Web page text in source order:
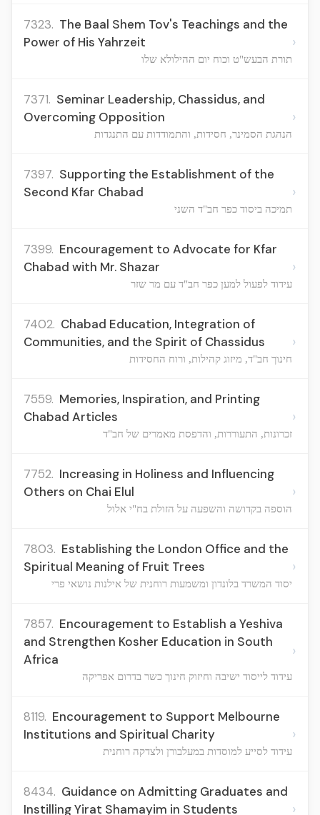
7323. The Baal Shem Tov's Teachings and the
Power of His Yahrzeit
תורת הבעש"ט וכוח יום ההילולא שלו
›
7371. Seminar Leadership, Chassidus, and
Overcoming Opposition
הנהגת הסמינר, חסידות, והתמודדות עם התנגדות
›
7397. Supporting the Establishment of the
Second Kfar Chabad
תמיכה ביסוד כפר חב"ד השני
›
7399. Encouragement to Advocate for Kfar
Chabad with Mr. Shazar
עידוד לפעול למען כפר חב"ד עם מר שזר
›
7402. Chabad Education, Integration of
Communities, and the Spirit of Chassidus
חינוך חב"ד, מיזוג קהילות, ורוח החסידות
›
7559. Memories, Inspiration, and Printing
Chabad Articles
זכרונות, התעוררות, והדפסת מאמרים של חב"ד
›
7752. Increasing in Holiness and Influencing
Others on Chai Elul
הוספה בקדושה והשפעה על הזולת בח"י אלול
›
7803. Establishing the London Office and the
Spiritual Meaning of Fruit Trees
יסוד המשרד בלונדון ומשמעות רוחנית של אילנות נושאי פרי
›
7857. Encouragement to Establish a Yeshiva
and Strengthen Kosher Education in South
Africa
עידוד לייסוד ישיבה וחיזוק חינוך כשר בדרום אפריקה
›
8119. Encouragement to Support Melbourne
Institutions and Spiritual Charity
עידוד לסייע למוסדות במעלבורן ולצדקה רוחנית
›
8434. Guidance on Admitting Graduates and
Instilling Yirat Shamayim in Students
›